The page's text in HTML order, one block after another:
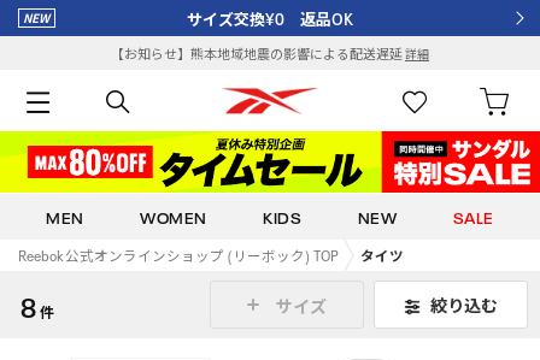
サイズ交換¥0 返品OK
【お知らせ】熊本地域地震の影響による配送遅延詳細
MEN WOMEN KIDS NEW SALE
Reebok 公式オンラインショップ (リーボック) TOP タイツ
8件 サイズ 絞り込む